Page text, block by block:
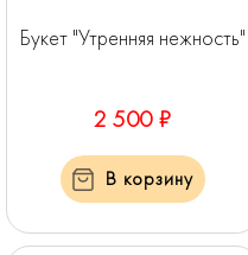
Букет "Утренняя нежность"
2 500 ₽
В корзину